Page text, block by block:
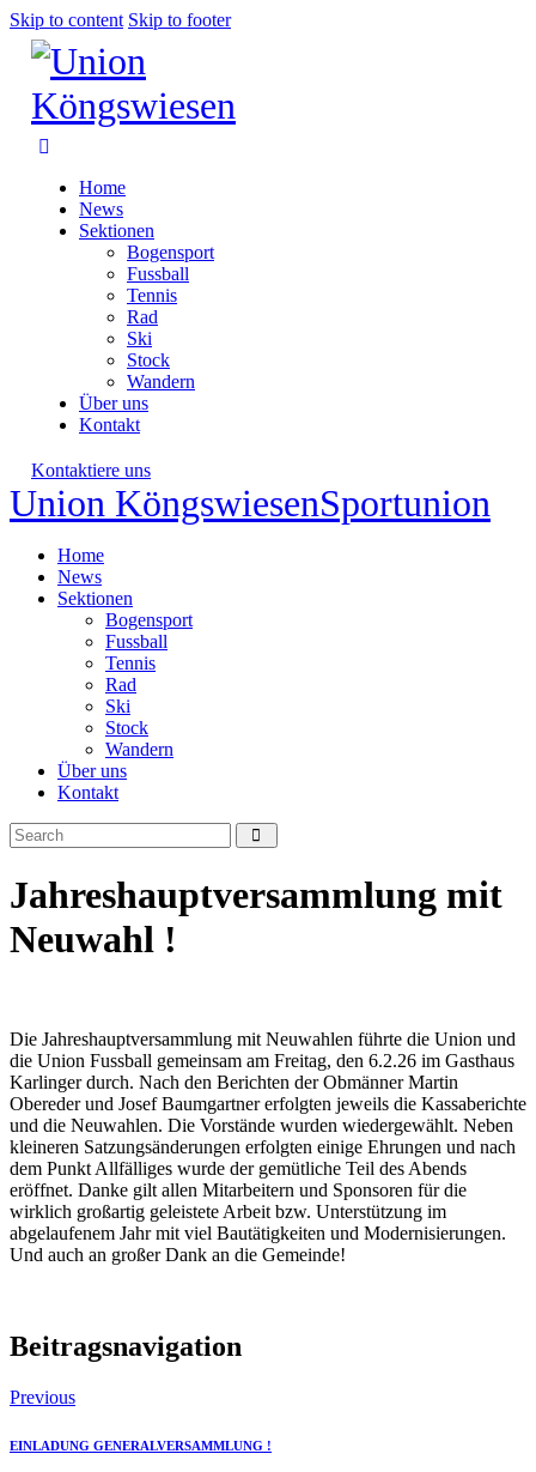
Skip to content Skip to footer
Home
News
Sektionen
Bogensport
Fussball
Tennis
Rad
Ski
Stock
Wandern
Über uns
Kontakt
Kontaktiere uns
Union KöngswiesenSportunion
Home
News
Sektionen
Bogensport
Fussball
Tennis
Rad
Ski
Stock
Wandern
Über uns
Kontakt
Jahreshauptversammlung mit
Neuwahl !
Die Jahreshauptversammlung mit Neuwahlen führte die Union und
die Union Fussball gemeinsam am Freitag, den 6.2.26 im Gasthaus
Karlinger durch. Nach den Berichten der Obmänner Martin
Obereder und Josef Baumgartner erfolgten jeweils die Kassaberichte
und die Neuwahlen. Die Vorstände wurden wiedergewählt. Neben
kleineren Satzungsänderungen erfolgten einige Ehrungen und nach
dem Punkt Allfälliges wurde der gemütliche Teil des Abends
eröffnet. Danke gilt allen Mitarbeitern und Sponsoren für die
wirklich großartig geleistete Arbeit bzw. Unterstützung im
abgelaufenem Jahr mit viel Bautätigkeiten und Modernisierungen.
Und auch an großer Dank an die Gemeinde!
Beitragsnavigation
Previous
EINLADUNG GENERALVERSAMMLUNG !